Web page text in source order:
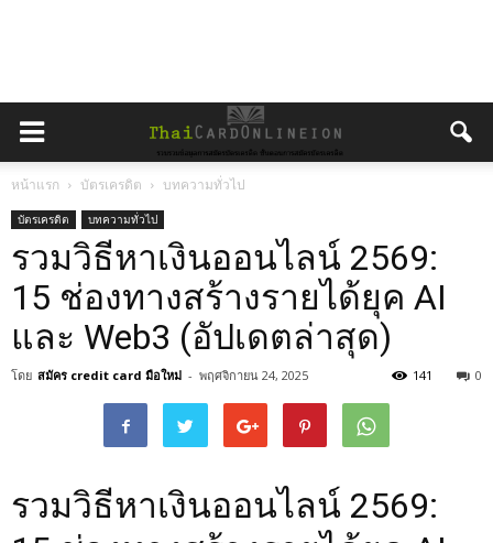
หน้าแรก บัตรเครดิต บทความทั่วไป
บัตรเครดิต บทความทั่วไป
รวมวิธีหาเงินออนไลน์ 2569:
15 ช่องทางสร้างรายได้ยุค AI
และ Web3 (อัปเดตล่าสุด)
โดย สมัคร credit card มือใหม่ - พฤศจิกายน 24, 2025 0
141
รวมวิธีหาเงินออนไลน์ 2569: